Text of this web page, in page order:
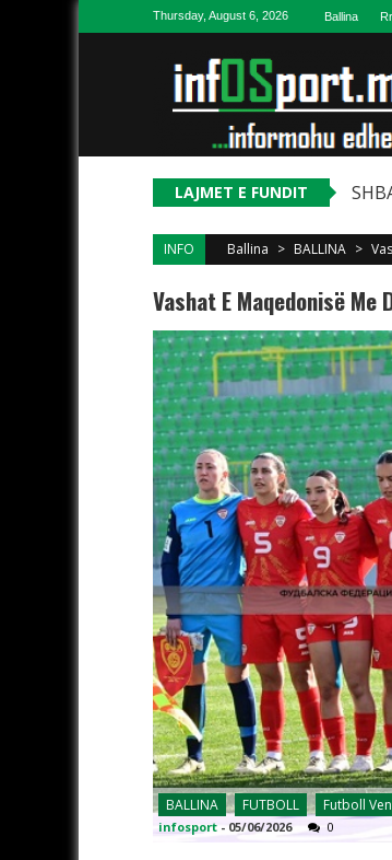
Skip to contentThursday, August 6, 2026 Ballina
LAJMET E FUNDIT
INFO Ballina > BALLINA >
Vashat E Maqedonisë
BALLINA FUTBOLL Futboll
infosport - 05/06/2026 0